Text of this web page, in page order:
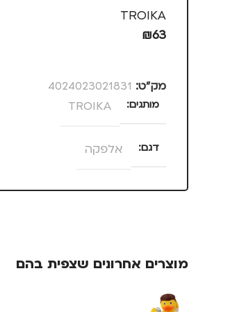
TROIKA
₪63
מק”ט: 4024023021831
מותגים TROIKA
דגם אלפקה
מוצרים אחרונים שצפית בהם